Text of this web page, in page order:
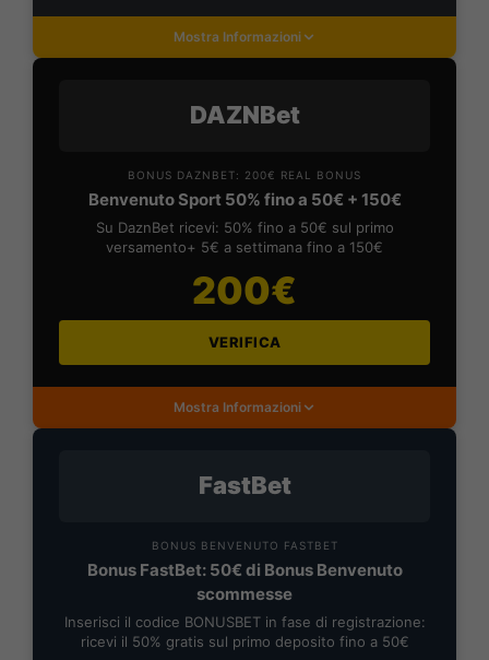
Mostra Informazioni
DAZNBet
BONUS DAZNBET: 200€ REAL BONUS
Benvenuto Sport 50% fino a 50€ + 150€
Su DaznBet ricevi: 50% fino a 50€ sul primo
versamento+ 5€ a settimana fino a 150€
200€
VERIFICA
Mostra Informazioni
FastBet
BONUS BENVENUTO FASTBET
Bonus FastBet: 50€ di Bonus Benvenuto
scommesse
Inserisci il codice BONUSBET in fase di registrazione:
ricevi il 50% gratis sul primo deposito fino a 50€